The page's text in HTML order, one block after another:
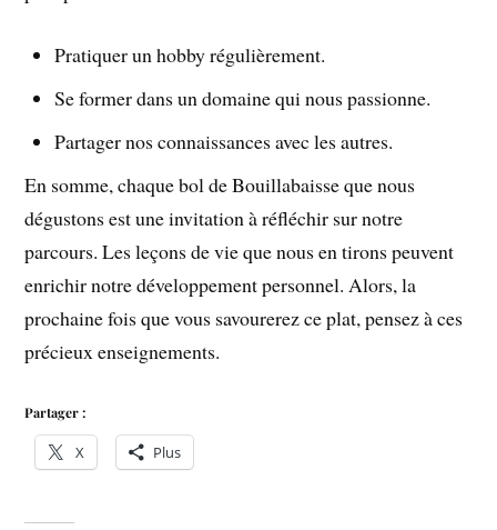
Pratiquer un hobby régulièrement.
Se former dans un domaine qui nous passionne.
Partager nos connaissances avec les autres.
En somme, chaque bol de Bouillabaisse que nous
dégustons est une invitation à réfléchir sur notre
parcours. Les leçons de vie que nous en tirons peuvent
enrichir notre développement personnel. Alors, la
prochaine fois que vous savourerez ce plat, pensez à ces
précieux enseignements.
Partager :
X Plus